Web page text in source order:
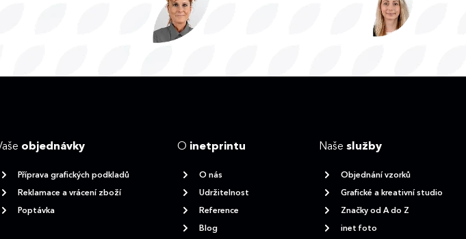
objednávky
Příprava grafických podkladů
Reklamace a vrácení zboží
Poptávka
O inetprintu
O nás
Udržitelnost
Reference
Blog
Naše služby
Objednání vzorků
Grafické a kreativní studio
Značky od A do Z
inet foto